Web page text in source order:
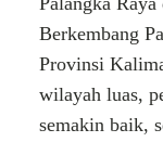
Berkembang
Provinsi
wilayah luas,
semakin baik,